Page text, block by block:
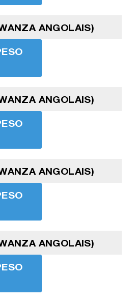
ANGOLAIS)
ANGOLAIS)
ANGOLAIS)
ANGOLAIS)